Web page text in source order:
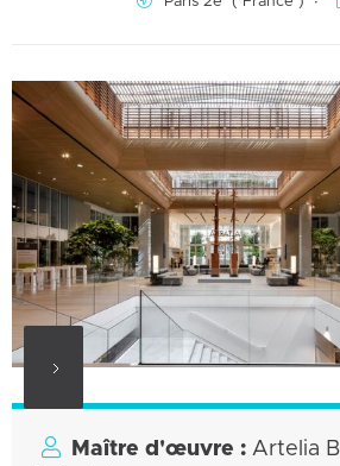
 Maître d'œuvre : Artelia